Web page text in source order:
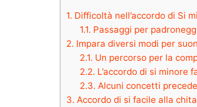
1. Difficoltà nell’accordo di Si
1.1. Passaggi per
2. Impara diversi modi per
2.1. Un percorso per la
2.2. L’accordo di si minore
2.3. Alcuni concetti
3. Accordo di si facile alla